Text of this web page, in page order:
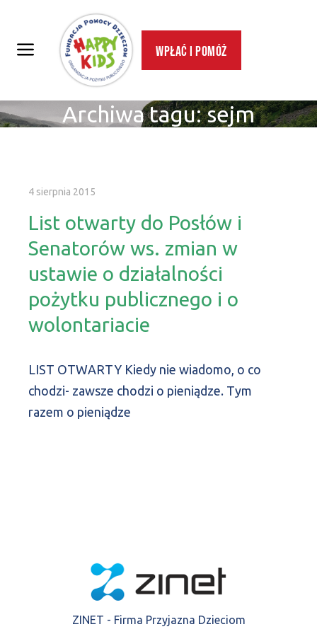
Wpłać i pomóż
Archiwa tagu:sejm
4 sierpnia 2015
List otwarty do Posłów i
Senatorów ws. zmian w
ustawie o działalności
pożytku publicznego i o
wolontariacie
LIST OTWARTY Kiedy nie wiadomo, o co
chodzi- zawsze chodzi o pieniądze. Tym
razem o pieniądze
ZINET - Firma Przyjazna Dzieciom